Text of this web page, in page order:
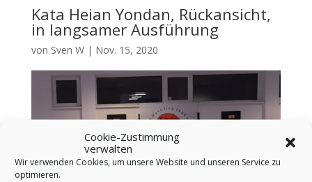
Cookie-Zustimmung
verwalten
Wir verwenden Cookies, um unsere Website und unseren Service zu
optimieren.
Kata Heian Yondan, Rückansicht,
in langsamer Ausführung
von Sven W| Nov. 15, 2020